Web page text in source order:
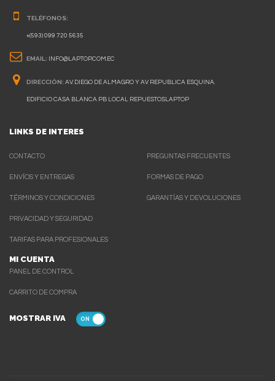
TELÉFONOS:
+(593) 099 720 5635
EMAIL: INFO@LAPTOP.COM.EC
DIRECCIÓN: AV. DIEGO DE ALMAGRO Y AV REPUBLICA ESQUINA.
EDIFICIO CASA BLANCA PB LOCAL REPUESTOSLAPTOP
LINKS DE INTERES
CONTACTO
ENVÍOS Y ENTREGAS
TÉRMINOS Y CONDICIONES
PRIVACIDAD Y SEGURIDAD
TARIFAS PARA PROFESIONALES
MI CUENTA
PANEL DE CONTROL
CARRITO DE COMPRA
PREGUNTAS FRECUENTES
FORMAS DE PAGO
GARANTÍAS Y DEVOLUCIONES
MOSTRAR IVA